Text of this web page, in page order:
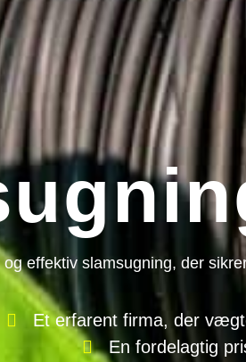
effektiv slamsugning, der
Et erfarent firma, der
En fordelagtig